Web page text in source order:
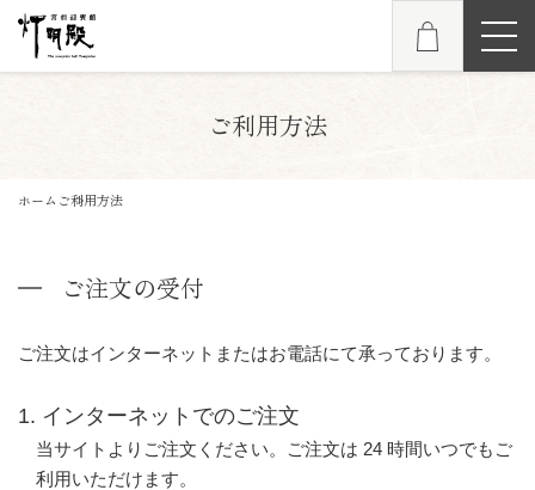
ご利用方法
ホーム ご利用方法
ご注文の受付
ご注文はインターネットまたはお電話にて承っております。
1. インターネットでのご注文
当サイトよりご注文ください。ご注文は 24 時間いつでもご
利用いただけます。